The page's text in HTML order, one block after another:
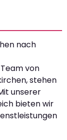
nach
von
stehen
unserer
bieten wir